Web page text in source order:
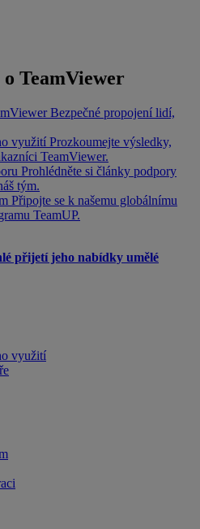
TeamViewer
Bezpečné propojení lidí,
využití Prozkoumejte výsledky,
TeamViewer.
Prohlédněte si články podpory
tým.
Připojte se k našemu globálnímu
TeamUP.
přijetí jeho nabídky umělé
využití